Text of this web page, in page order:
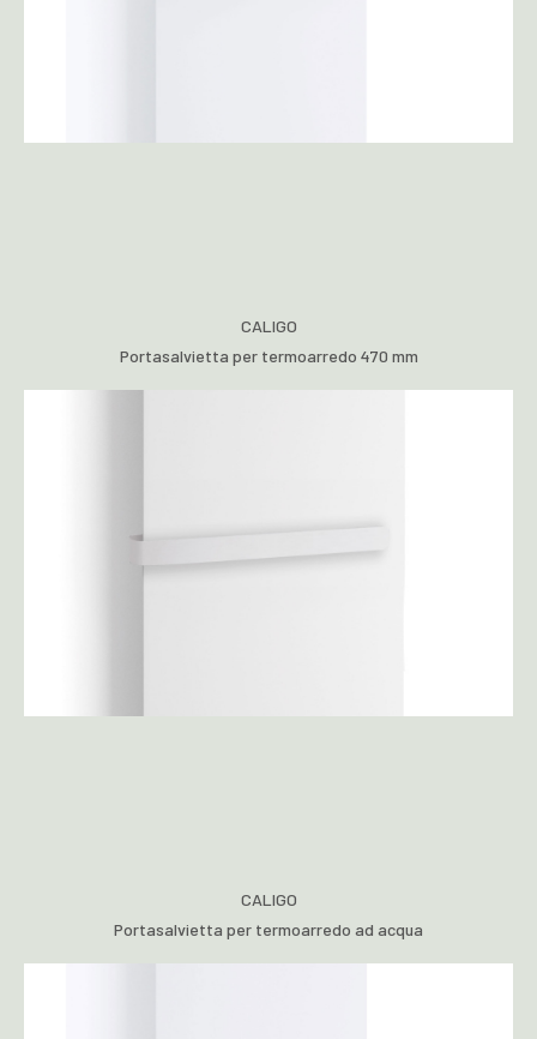
CALIGO
Portasalvietta per termoarredo 470 mm
CALIGO
Portasalvietta per termoarredo ad acqua